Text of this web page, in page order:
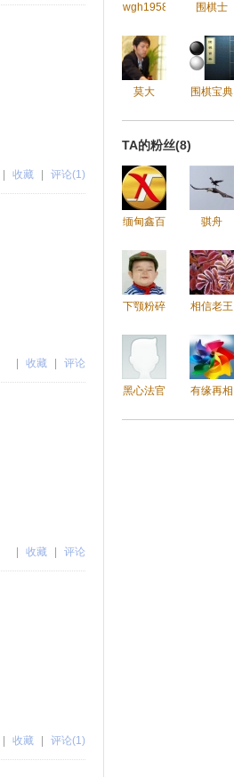
wgh1958 围棋士
莫大 围棋宝典
TA的粉丝(8)
缅甸鑫百 骐舟
下颚粉碎 相信老王
黑心法官 有缘再相
收藏 评论(1)
收藏 评论
收藏 评论
收藏 评论(1)